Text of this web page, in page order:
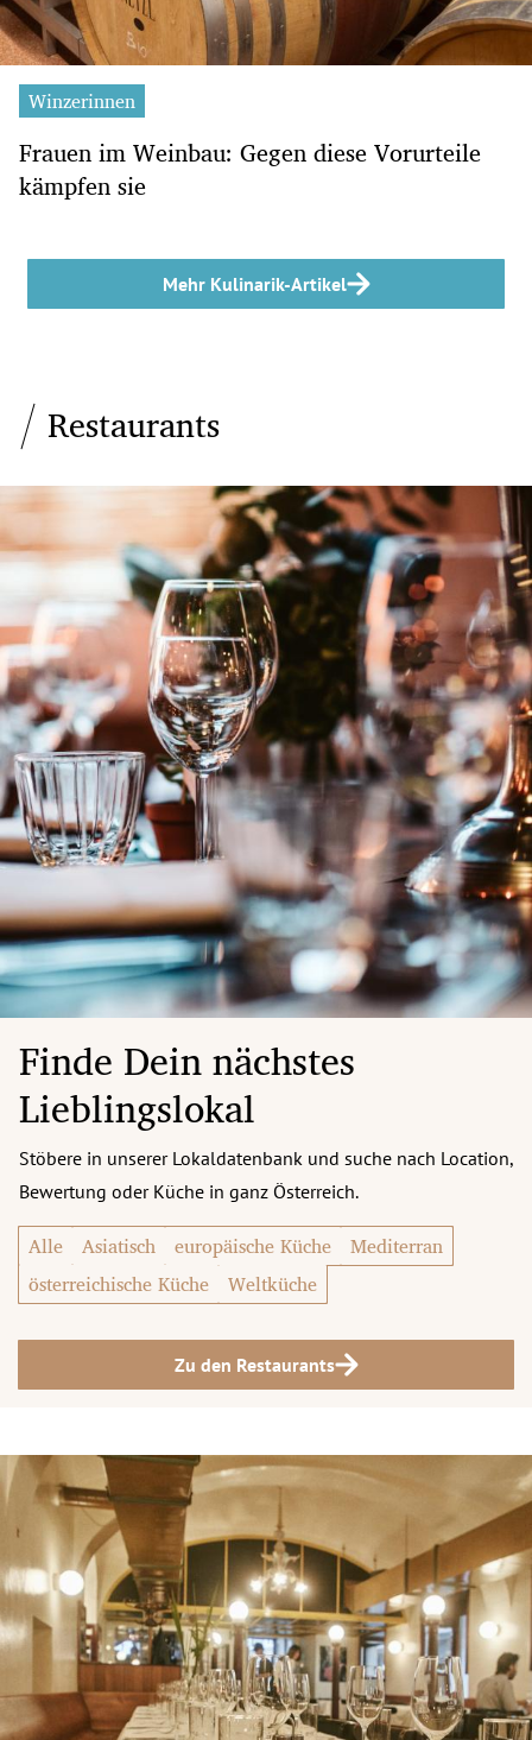
Winzerinnen
Frauen im Weinbau: Gegen diese Vorurteile
kämpfen sie
Mehr Kulinarik-Artikel
Restaurants
Finde Dein nächstes
Lieblingslokal
Stöbere in unserer Lokaldatenbank und suche nach Location,
Bewertung oder Küche in ganz Österreich.
Alle Asiatisch europäische Küche
Mediterran
österreichische Küche
Weltküche
Zu den Restaurants